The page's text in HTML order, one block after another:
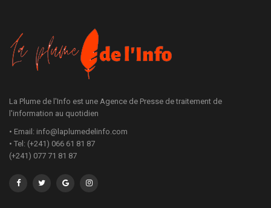
La Plume de l'Info est une Agence de Presse de traitement de
l'information au quotidien
• Email: info@laplumedelinfo.com
• Tel: (+241) 066 61 81 87
(+241) 077 71 81 87